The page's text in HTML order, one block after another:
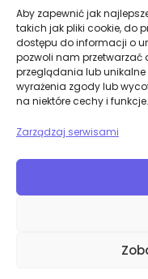
Aby zapewnić jak
takich jak pliki cookie, do
dostępu do informacji o
pozwoli nam przetwarzać
przeglądania lub unikalne
wyrażenia zgody lub
na niektóre cechy i funkcje.
Zarządzaj serwisami
Zamówienie
KATEGORIE
Dla niej
Dla niego
BDSM